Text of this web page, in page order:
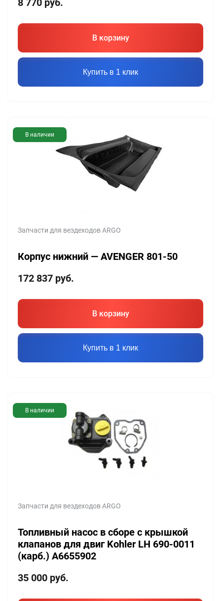
8 770 руб.
В корзину
Купить в 1 клик
В наличии
Запчасти для вездеходов ARGO
Корпус нижний — AVENGER 801-50
172 837 руб.
В корзину
Купить в 1 клик
В наличии
Запчасти для вездеходов ARGO
Топливный насос в сборе с крышкой
клапанов для двиг Kohler LH 690-0011
(карб.) A6655902
35 000 руб.